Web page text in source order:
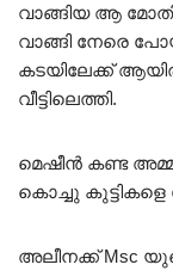
വാങ്ങിയ ആ
വാങ്ങി നേരെ
കടയിലേക്ക്
വീട്ടിലെത്തി.
മെഷീൻ കണ്ട
കൊച്ചു
അലീനക്ക് Msc